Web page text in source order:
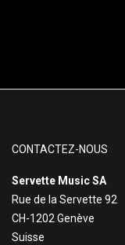
CONTACTEZ-NOUS
Servette Music SA
Rue de la Servette 92
CH-1202 Genève
Suisse